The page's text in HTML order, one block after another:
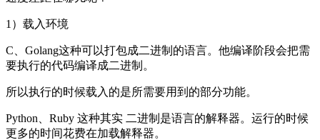
1）载入环境
C、Golang这种可以打包成二进制的语言。他编译阶段会把需
要执行的代码编译成二进制。
所以执行的时候载入的是所需要用到的部分功能。
Python、Ruby 这种其实 二进制是语言的解释器。运行的时候
更多的时间花费在加载解释器。